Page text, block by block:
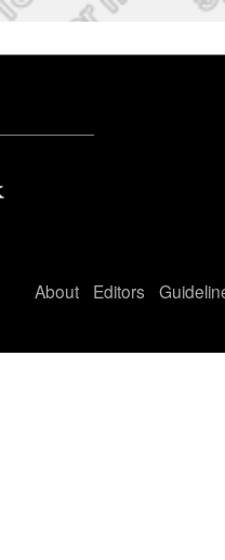
About Editors